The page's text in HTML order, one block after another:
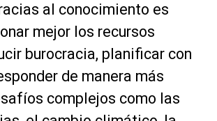
al conocimiento es
mejor los recursos
burocracia, planificar con
de manera más
complejos como las